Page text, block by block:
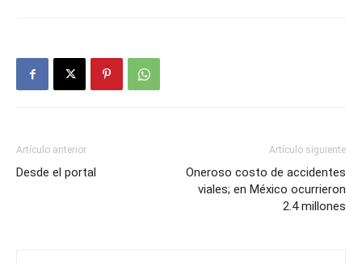
Artículo anterior
Desde el portal
Artículo siguiente
Oneroso costo de accidentes
viales; en México ocurrieron
2.4 millones